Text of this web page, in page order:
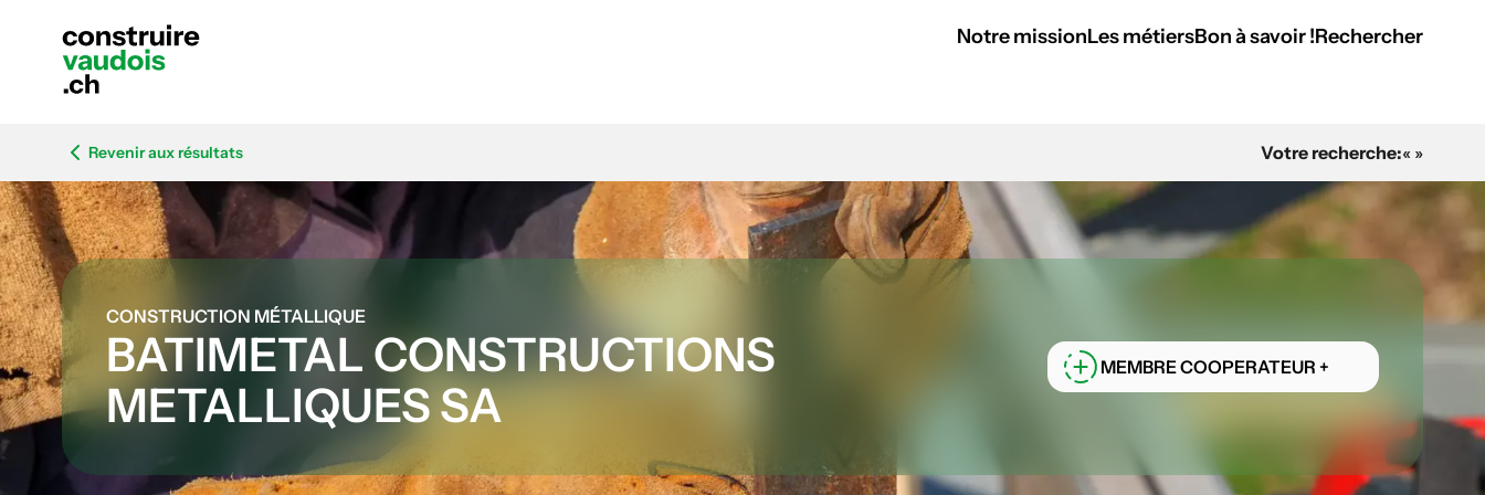
Notre missionLes métiersBon à savoir !Rechercher
Revenir aux résultats Votre recherche:« »
CONSTRUCTION MÉTALLIQUE
BATIMETAL CONSTRUCTIONS
METALLIQUES SA
MEMBRE COOPERATEUR +